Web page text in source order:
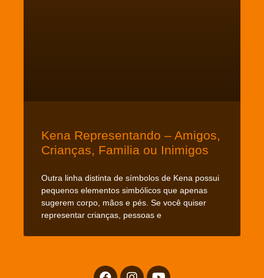
Kena Representando – Amigos,
Crianças, Familia ou Inimigos
Outra linha distinta de símbolos de Kena possui
pequenos elementos simbólicos que apenas
sugerem corpo, mãos e pés. Se você quiser
representar crianças, pessoas e